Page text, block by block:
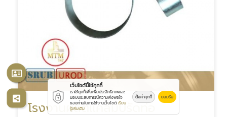
โรงงานผลิตแคล้มป์รัดท่อ
เว็บไซต์นี้ใช้คุกกี้
เราใช้คุกกี้เพื่อเพิ่มประสิทธิภาพและ
มอบประสบการณ์ความพึงพอใจ
ของท่านในการใช้งานเว็บไซต์ เรียน
รู้เพิ่มเติม
ตั้งค่าคุกกี้ ยอมรับ